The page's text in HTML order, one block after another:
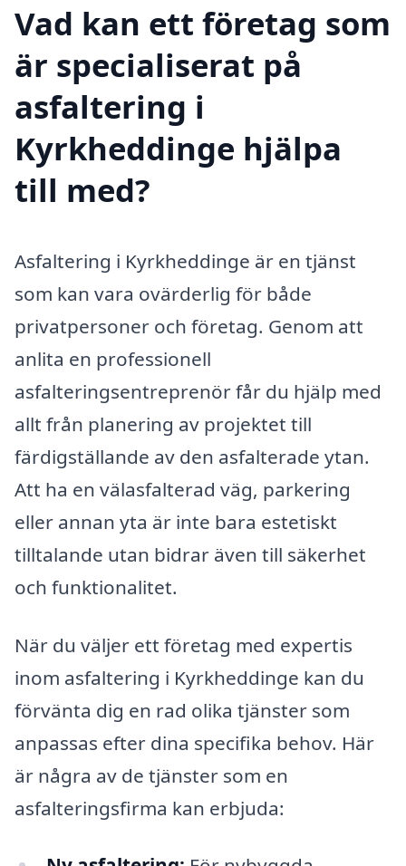
Vad kan ett företag som
är specialiserat på
asfaltering i
Kyrkheddinge hjälpa
till med?
Asfaltering i Kyrkheddinge är en tjänst
som kan vara ovärderlig för både
privatpersoner och företag. Genom att
anlita en professionell
asfalteringsentreprenör får du hjälp med
allt från planering av projektet till
färdigställande av den asfalterade ytan.
Att ha en välasfalterad väg, parkering
eller annan yta är inte bara estetiskt
tilltalande utan bidrar även till säkerhet
och funktionalitet.
När du väljer ett företag med expertis
inom asfaltering i Kyrkheddinge kan du
förvänta dig en rad olika tjänster som
anpassas efter dina specifika behov. Här
är några av de tjänster som en
asfalteringsfirma kan erbjuda: